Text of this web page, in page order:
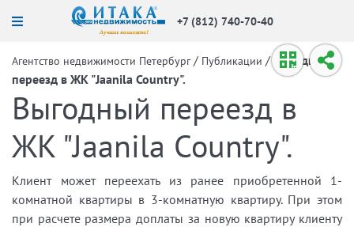
+7 (812) 740-70-40
Агентство недвижимости Петербург / Публикации / Выгодный
переезд в ЖК "Jaanila Country".
Выгодный переезд в
ЖК "Jaanila Country".
Клиент может переехать из ранее приобретенной 1-
комнатной квартиры в 3-комнатную квартиру. При этом
при расчете размера доплаты за новую квартиру клиенту